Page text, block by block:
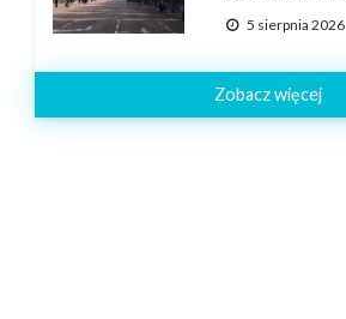
5 sierpnia 2026
Zobacz więcej